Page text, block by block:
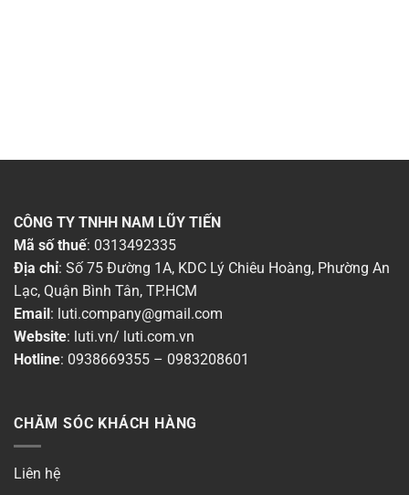
CÔNG TY TNHH NAM LŨY TIẾN
Mã số thuế: 0313492335
Địa chỉ: Số 75 Đường 1A, KDC Lý Chiêu Hoàng, Phường An
Lạc, Quận Bình Tân, TP.HCM
Email : luti.company@gmail.com
Website: luti.vn/ luti.com.vn
Hotline: 0938669355 – 0983208601
CHĂM SÓC KHÁCH HÀNG
Liên hệ